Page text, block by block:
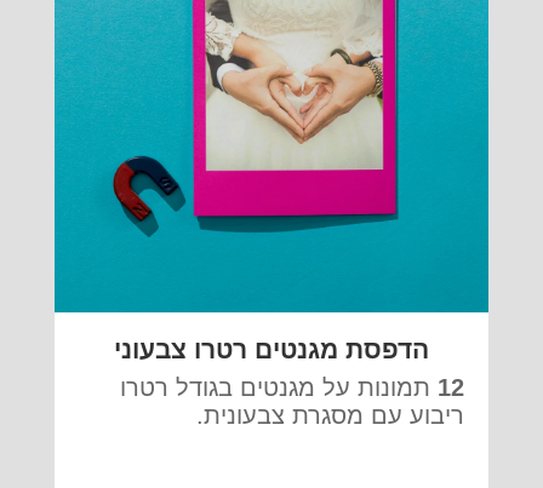
הדפסת מגנטים רטרו צבעוני
12 תמונות על מגנטים בגודל רטרו
ריבוע עם מסגרת צבעונית.